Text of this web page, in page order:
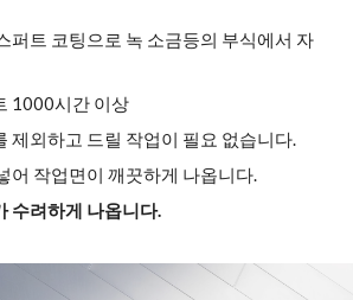
퍼트 코팅으로 녹 소금등의 부식에서 자
1000시간 이상
제외하고 드릴 작업이 필요 없습니다.
어 작업면이 깨끗하게 나옵니다.
수려하게 나옵니다.